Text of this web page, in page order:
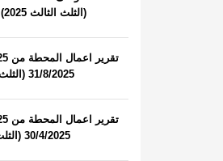
(الثلث الثالث 2025)
31/8/2025 (الثلث الثاني 2025)
30/4/2025 (الثلث الاول 2025)